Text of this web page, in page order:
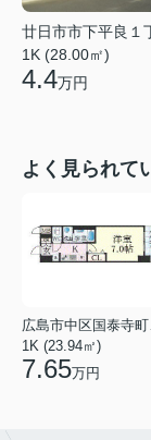
廿日市市下平良１
1K (28.00㎡)
4.4万円
よく見られて
1K (23.94㎡)
7.65万円